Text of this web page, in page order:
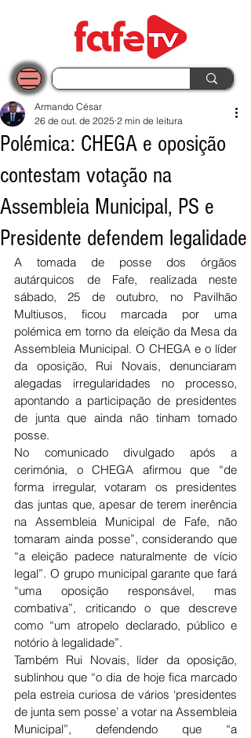
Polémica: CHEGA e oposição
contestam votação na
Assembleia Municipal, PS e
Presidente defendem legalidade
Armando César
26 de out. de 2025 2 min de leitura
A tomada de posse dos órgãos
autárquicos de Fafe, realizada neste
sábado, 25 de outubro, no Pavilhão
Multiusos, ficou marcada por uma
polémica em torno da eleição da Mesa da
Assembleia Municipal. O CHEGA e o líder
da oposição, Rui Novais, denunciaram
alegadas irregularidades no processo,
apontando a participação de presidentes
de junta que ainda não tinham tomado
posse.
No comunicado divulgado após a
cerimónia, o CHEGA afirmou que “de
forma irregular, votaram os presidentes
das juntas que, apesar de terem inerência
na Assembleia Municipal de Fafe, não
tomaram ainda posse”, considerando que
“a eleição padece naturalmente de vício
legal”. O grupo municipal garante que fará
“uma oposição responsável, mas
combativa”, criticando o que descreve
como “um atropelo declarado, público e
notório à legalidade”.
Também Rui Novais, líder da oposição,
sublinhou que “o dia de hoje fica marcado
pela estreia curiosa de vários ‘presidentes
de junta sem posse’ a votar na Assembleia
Municipal”, defendendo que “a